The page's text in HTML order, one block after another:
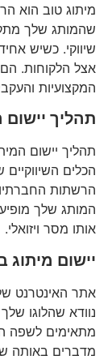
מיתוג טוב הוא
שהמותג שלך
שיווקי. כשיש
אצל הלקוחות.
המקצועיות
תהליך יישום
תהליך יישום
הכלים
הרשתות
המותג שלך
אותו מסר ויזואלי.
יישום מיתוג
אתר האינטרנט
נוודא שהלוגו
מתאימים לשפה
מדברים באותה